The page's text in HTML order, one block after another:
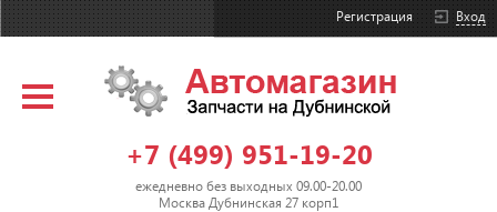
Вход
Регистрация
+7 (499) 951-19-20
ежедневно без выходных 09.00-20.00
Москва Дубнинская 27 корп1